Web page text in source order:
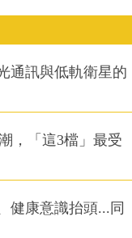
通訊與低軌衛星的
，「這3檔」最受
健康意識抬頭...同